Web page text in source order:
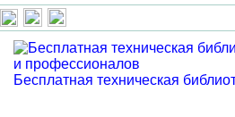
Бесплатная техническая